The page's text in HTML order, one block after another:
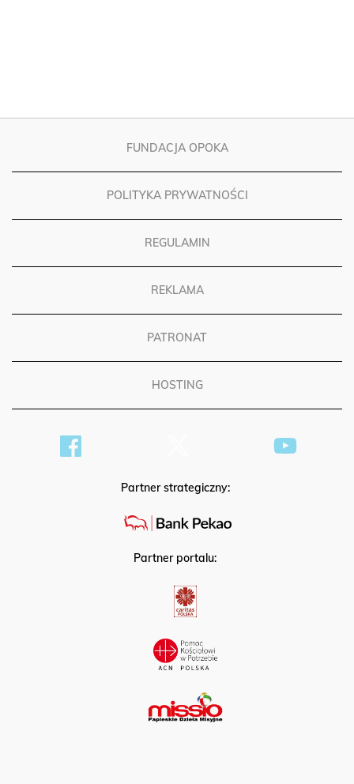
FUNDACJA OPOKA
POLITYKA PRYWATNOŚCI
REGULAMIN
REKLAMA
PATRONAT
HOSTING
Partner strategiczny:
Partner portalu: